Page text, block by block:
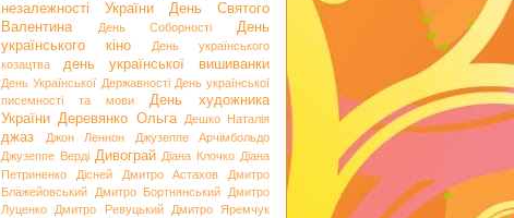
незалежності України
День Святого
Валентина
День Соборності
День
українського кіно
День українського
козацтва
день української вишиванки
День Української Державності День української
писемності та мови
День художника
України Деревянко Ольга Дешко Наталія
джаз Джон Леннон
Джузеппе Арчімбольдо
Джузеппе Верді Дивограй Діана Клочко Діана
Петриненко
Дісней Дмитро Астахов
Дмитро
Блажейовський
Дмитро Бортнянський
Дмитро
Луценко
Дмитро Ревуцький
Дмитро Яремчук